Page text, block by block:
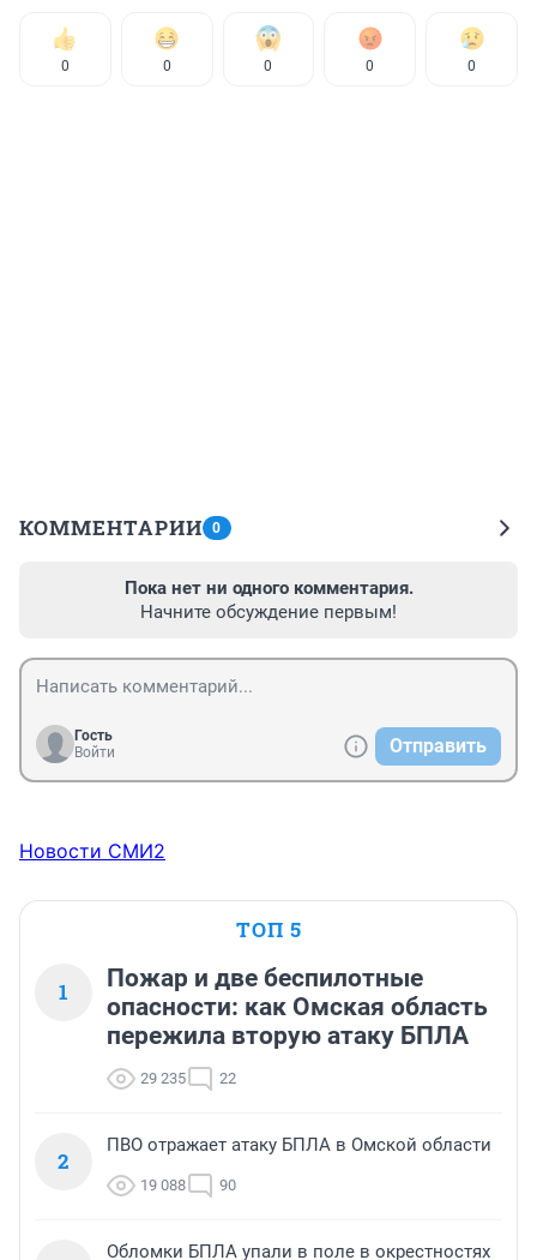
0 0 0 0 0
КОММЕНТАРИИ 0
Пока нет ни одного комментария.
Начните обсуждение первым!
Гость
Войти
Отправить
Новости СМИ2
ТОП 5
1
Пожар и две беспилотные
опасности: как Омская область
пережила вторую атаку БПЛА
29 235 22
2
ПВО отражает атаку БПЛА в Омской области
19 088 90
Обломки БПЛА упали в поле в окрестностях